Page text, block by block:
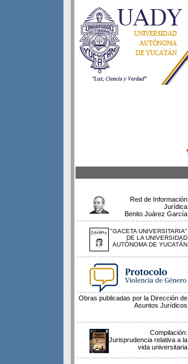
Red de Información
Jurídica
Benito Juárez García
"GACETA UNIVERSITARIA"
DE LA UNIVERSIDAD
AUTÓNOMA DE YUCATÁN
Obras publicadas por la Dirección de
Asuntos Jurídicos
Compilación:
Jurisprudencia relativa a la
vida universitaria